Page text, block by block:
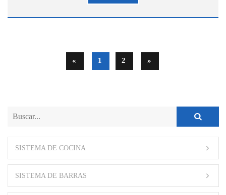
« 1 2 »
SISTEMA DE COCINA
SISTEMA DE BARRAS